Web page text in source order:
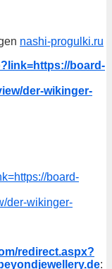
nashi-progulki.ru
board-
der-wikinger-
board-
der-wikinger-
redirect.aspx?
: